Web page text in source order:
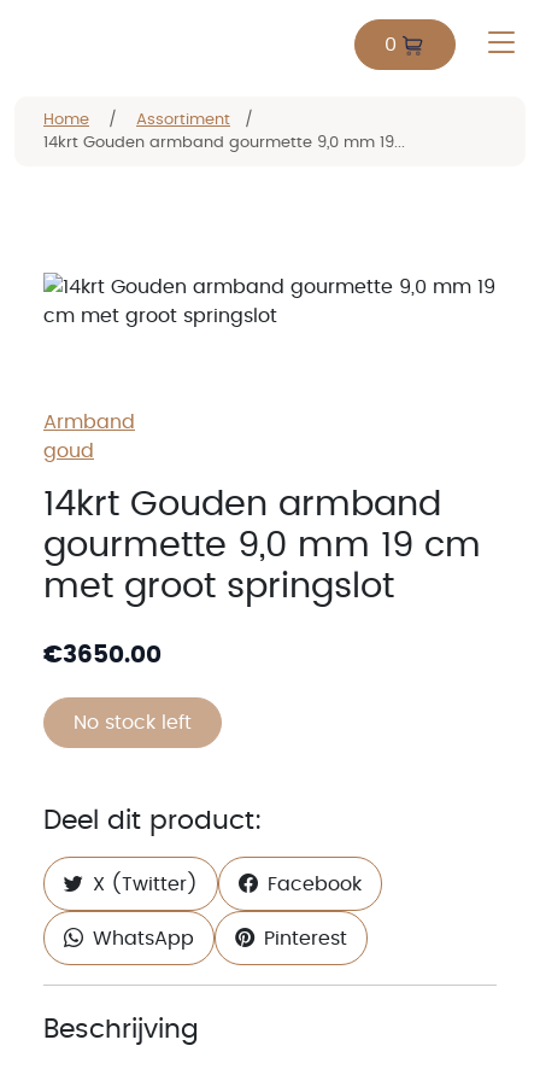
0
Home / Assortiment
/
14krt Gouden armband gourmette 9,0 mm 19...
Armband
goud
14krt Gouden armband
gourmette 9,0 mm 19 cm
met groot springslot
€3650.00
No stock left
Deel dit product:
X (Twitter) Facebook
WhatsApp Pinterest
Beschrijving